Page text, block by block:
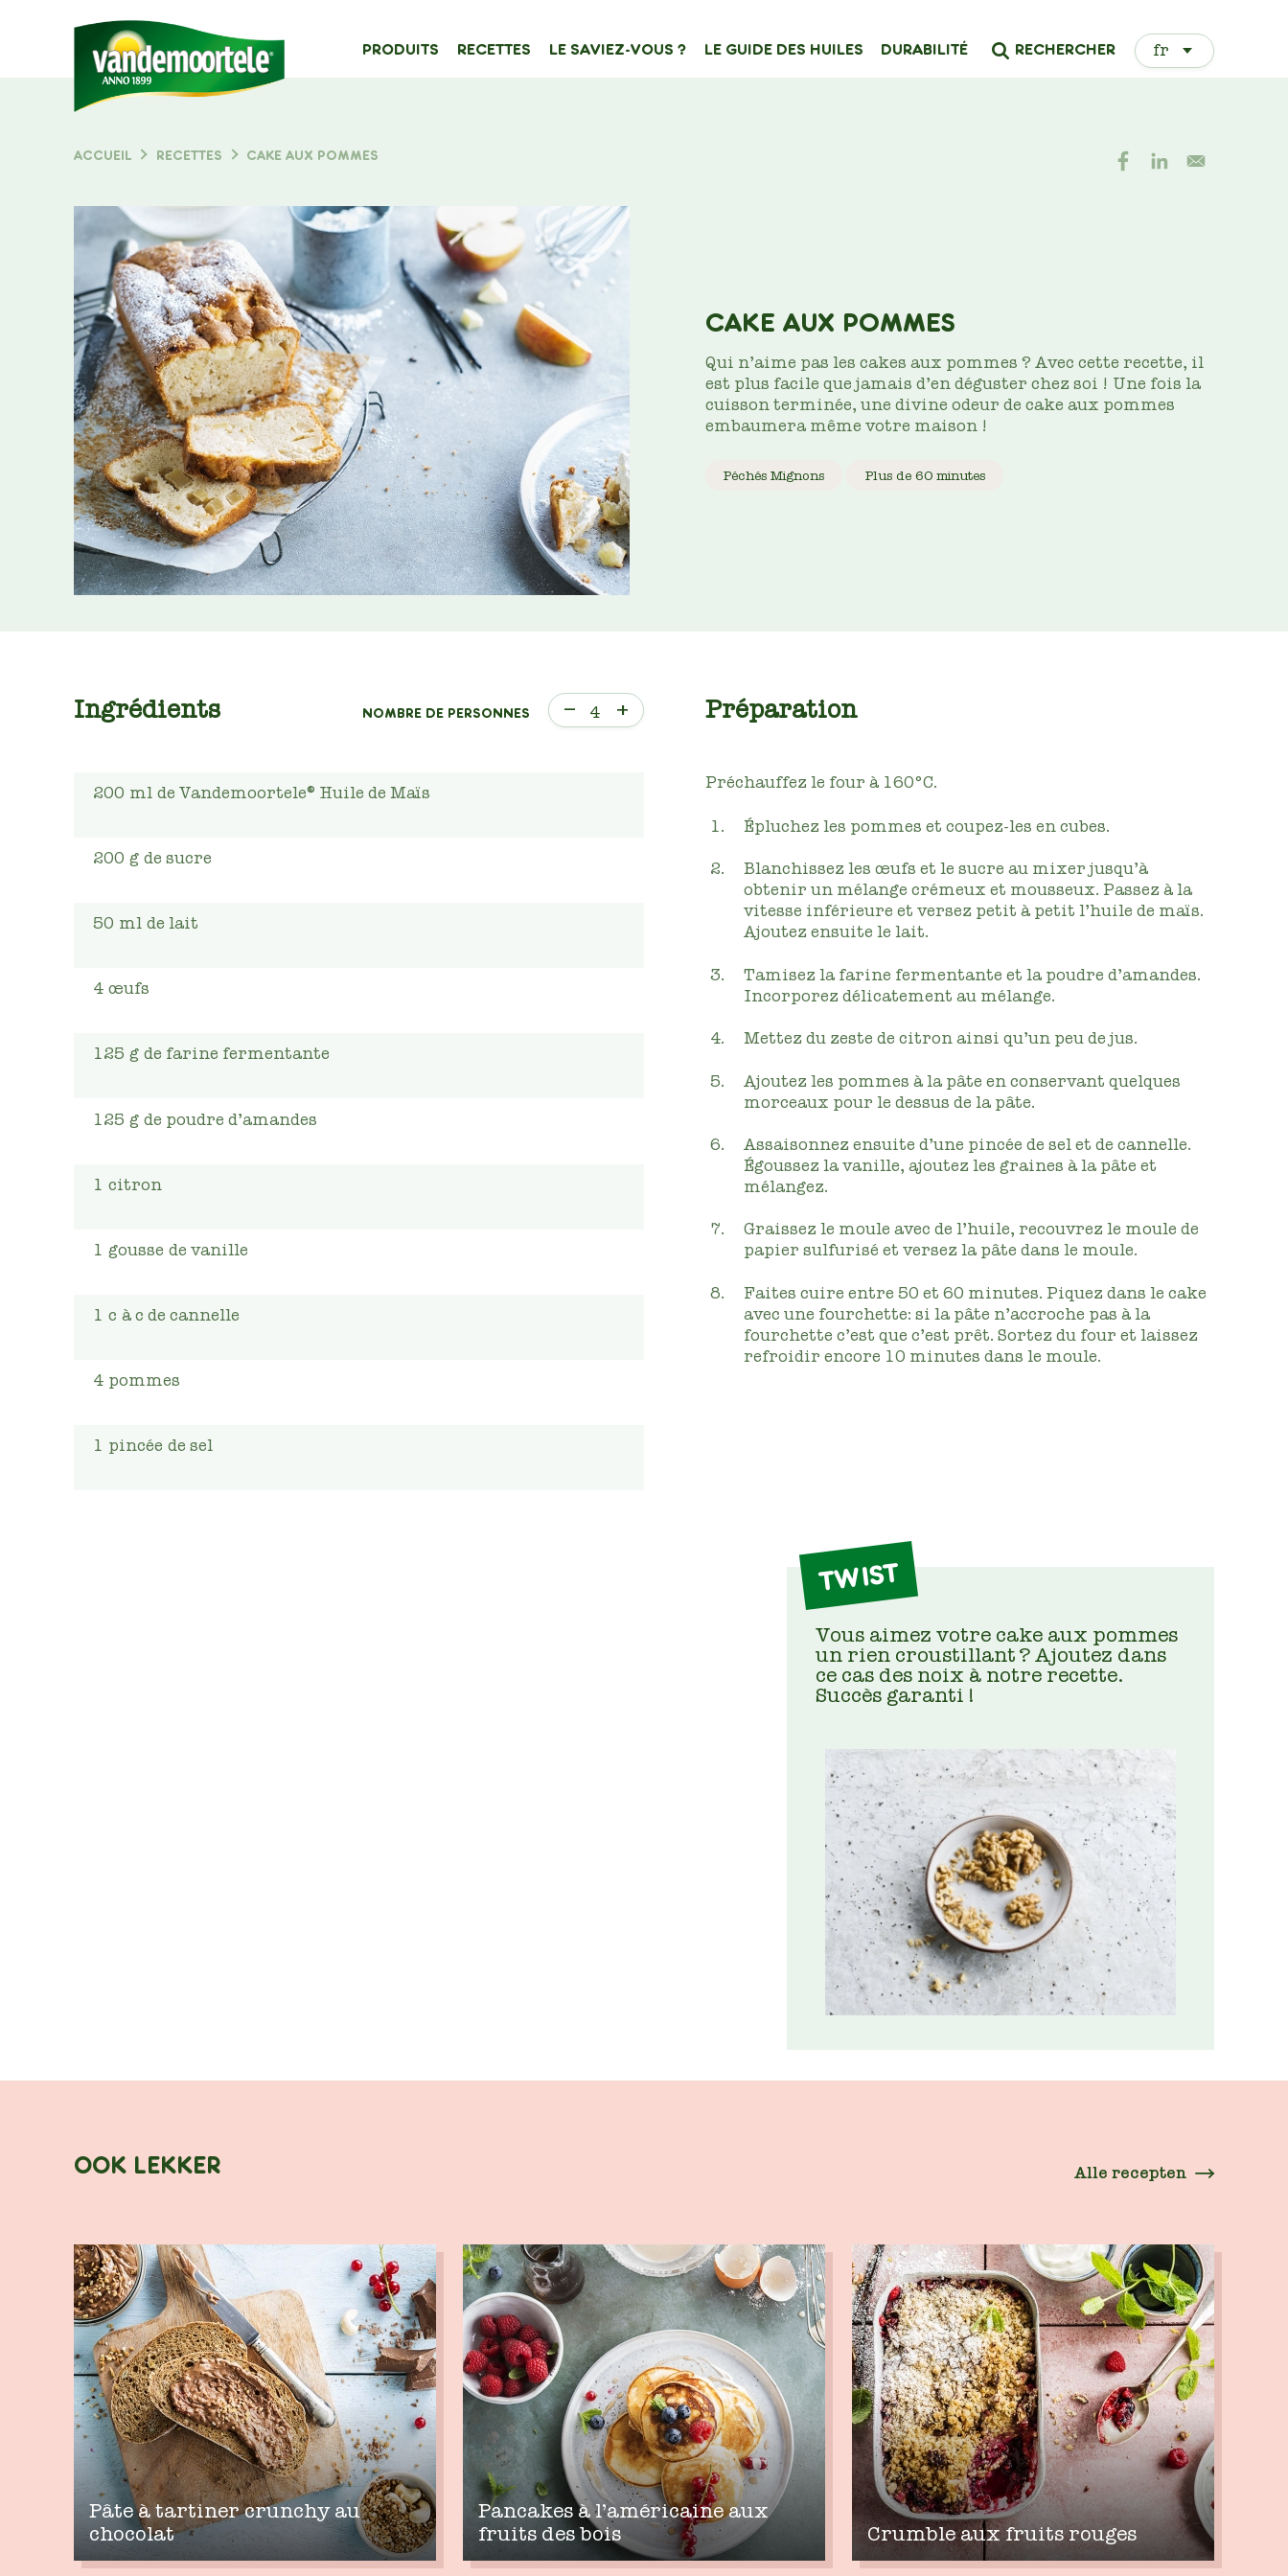
MAIN
PRODUITS RECETTES LE SAVIEZ-VOUS ? LE GUIDE DES HUILES DURABILITÉ
Select
your
RECHERCHER
FIL
ACCUEIL RECETTES CAKE AUX POMMES
CAKE AUX POMMES
Qui n’aime pas les cakes aux pommes ? Avec cette recette, il
est plus facile que jamais d’en déguster chez soi ! Une fois la
cuisson terminée, une divine odeur de cake aux pommes
embaumera même votre maison !
Péchés Mignons Plus de 60 minutes
Ingrédients NOMBRE DE PERSONNES – 4 +
200 ml de Vandemoortele® Huile de Maïs
200 g de sucre
50 ml de lait
4 œufs
125 g de farine fermentante
125 g de poudre d’amandes
1 citron
1 gousse de vanille
1 c à c de cannelle
4 pommes
1 pincée de sel
Préparation
Préchauffez le four à 160°C.
Épluchez les pommes et coupez-les en cubes.
Blanchissez les œufs et le sucre au mixer jusqu’à
obtenir un mélange crémeux et mousseux. Passez à la
vitesse inférieure et versez petit à petit l’huile de maïs.
Ajoutez ensuite le lait.
Tamisez la farine fermentante et la poudre d’amandes.
Incorporez délicatement au mélange.
Mettez du zeste de citron ainsi qu’un peu de jus.
Ajoutez les pommes à la pâte en conservant quelques
morceaux pour le dessus de la pâte.
Assaisonnez ensuite d’une pincée de sel et de cannelle.
Égoussez la vanille, ajoutez les graines à la pâte et
mélangez.
Graissez le moule avec de l’huile, recouvrez le moule de
papier sulfurisé et versez la pâte dans le moule.
Faites cuire entre 50 et 60 minutes. Piquez dans le cake
avec une fourchette: si la pâte n’accroche pas à la
fourchette c’est que c’est prêt. Sortez du four et laissez
refroidir encore 10 minutes dans le moule.
TWIST
Vous aimez votre cake aux pommes
un rien croustillant ? Ajoutez dans
ce cas des noix à notre recette.
Succès garanti !
OOK LEKKER Alle recepten
Pâte à tartiner crunchy au
chocolat
Pancakes à l’américaine aux
fruits des bois
Crumble aux fruits rouges